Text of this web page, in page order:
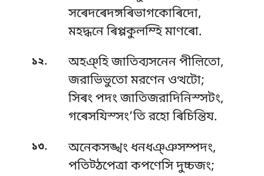
সৰেদৰেদঙ্গৰিভাগকোৰিদো,
মহদ্ধনে ৰিপ্পকুলম্হি মাণৰো.
১২.
অহঞ্হি জাতিব্যসনেন পীল়িতো,
জরাভিভুতো মরণেন ওত্থটো;
সিৰং পদং জাতিজরাদিনিস্সটং,
গৰেসযিস্সং’তি রহো ৰিচিন্তিয.
১৩.
অনেকসঙ্খং ধনধঞ্ঞসম্পদং,
পতিট্ঠপেত্ৰা কপণেসি দুচ্চজং;